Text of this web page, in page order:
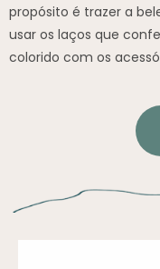
propósito é trazer a
usar os laços que
colorido com os